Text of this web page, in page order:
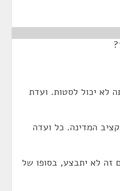
לא יכול לסטות. ועדת
המדינה. כל ועדה
זה לא יתבצע, בסופו של